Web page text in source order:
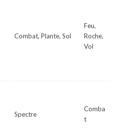
Combat, Plante, Sol
Feu,
Roche,
Vol
Spectre
Comba
t